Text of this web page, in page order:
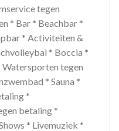
tegen
* Bar * Beachbar *
* Activiteiten &
* Boccia *
Watersporten tegen
* Sauna *
*
betaling *
* Livemuziek *